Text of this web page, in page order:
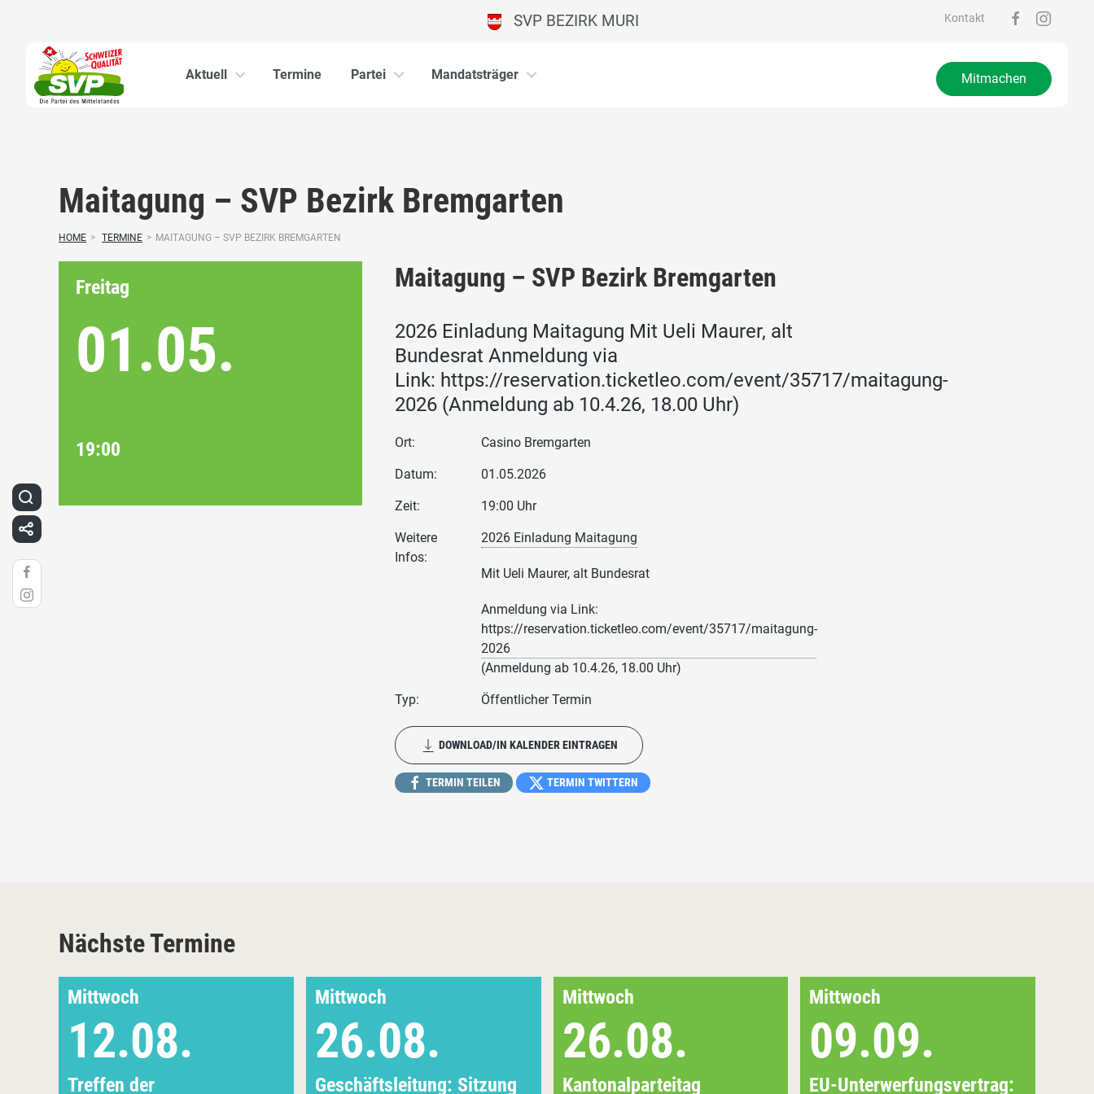
Kontakt
SVP BEZIRK MURI
Aktuell Termine Partei Mandatsträger Mitmachen
Maitagung – SVP Bezirk Bremgarten
HOME > TERMINE > MAITAGUNG – SVP BEZIRK BREMGARTEN
Freitag
01.05.
19:00
Maitagung – SVP Bezirk Bremgarten
2026 Einladung Maitagung Mit Ueli Maurer, alt
Bundesrat Anmeldung via
Link: https://reservation.ticketleo.com/event/35717/maitagung-
2026 (Anmeldung ab 10.4.26, 18.00 Uhr)
Ort: Casino Bremgarten
Datum: 01.05.2026
Zeit: 19:00 Uhr
Weitere
Infos:
2026 Einladung Maitagung
Mit Ueli Maurer, alt Bundesrat
Anmeldung via Link:
https://reservation.ticketleo.com/event/35717/maitagung-
2026
(Anmeldung ab 10.4.26, 18.00 Uhr)
Typ: Öffentlicher Termin
DOWNLOAD/IN KALENDER EINTRAGEN
TERMIN TEILEN TERMIN TWITTERN
Nächste Termine
Mittwoch
12.08.
Treffen der
Mittwoch
26.08.
Geschäftsleitung: Sitzung
Mittwoch
26.08.
Kantonalparteitag
Mittwoch
09.09.
EU-Unterwerfungsvertrag: